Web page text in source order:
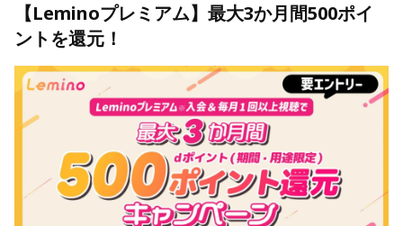
【Leminoプレミアム】最大3か月間500ポイ
ントを還元！